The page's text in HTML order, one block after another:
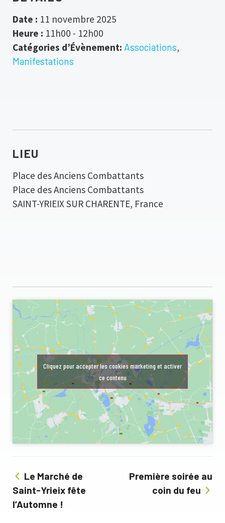
Date : 11 novembre 2025
Heure : 11h00 - 12h00
Catégories d’Évènement: Associations,
Manifestations
LIEU
Place des Anciens Combattants
Place des Anciens Combattants
SAINT-YRIEIX SUR CHARENTE, France
Cliquez pour accepter les cookies marketing et activer
ce contenu
Le Marché de
Saint-Yrieix fête
l’Automne !
Première soirée au
coin du feu